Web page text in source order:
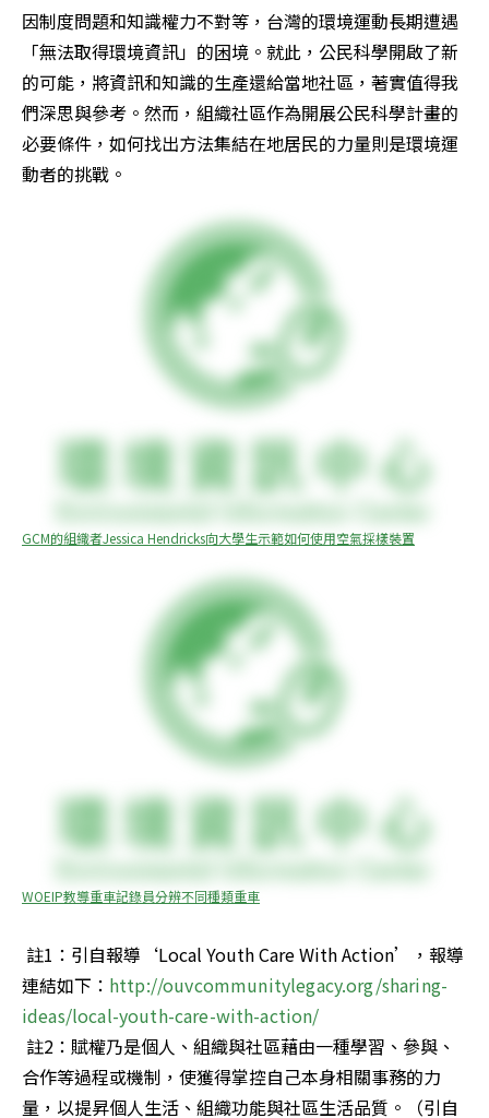
因制度問題和知識權力不對等，台灣的環境運動長期遭遇
「無法取得環境資訊」的困境。就此，公民科學開啟了新
的可能，將資訊和知識的生產還給當地社區，著實值得我
們深思與參考。然而，組織社區作為開展公民科學計畫的
必要條件，如何找出方法集結在地居民的力量則是環境運
動者的挑戰。
GCM的組織者Jessica Hendricks向大學生示範如何使用空氣採樣裝置
WOEIP教導重車記錄員分辨不同種類重車
連結如下： http://ouvcommunitylegacy.org/sharing-
ideas/local-youth-care-with-action/
合作等過程或機制，使獲得掌控自己本身相關事務的力
量，以提昇個人生活、組織功能與社區生活品質。（引自